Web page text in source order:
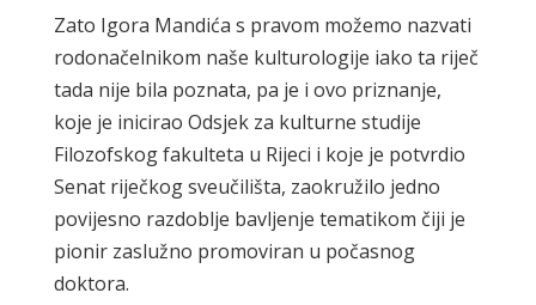
Zato Igora Mandića s pravom možemo nazvati
rodonačelnikom naše kulturologije iako ta riječ
tada nije bila poznata, pa je i ovo priznanje,
koje je inicirao Odsjek za kulturne studije
Filozofskog fakulteta u Rijeci i koje je potvrdio
Senat riječkog sveučilišta, zaokružilo jedno
povijesno razdoblje bavljenje tematikom čiji je
pionir zaslužno promoviran u počasnog
doktora.